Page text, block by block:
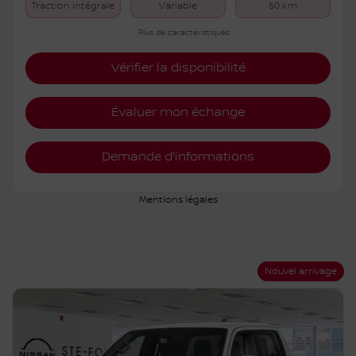
Traction intégrale Variable 50 km
Plus de caractéristiques
Vérifier la disponibilité
Évaluer mon échange
Demande d'informations
Mentions légales
Nouvel arrivage